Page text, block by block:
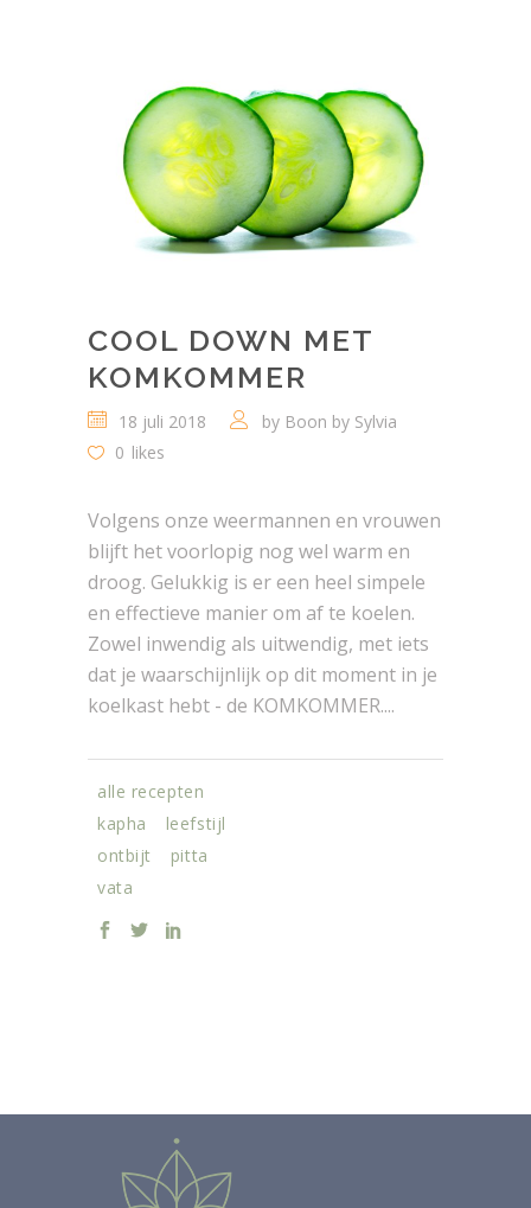
COOL DOWN MET
KOMKOMMER
18 juli 2018 by Boon by Sylvia
0 likes
Volgens onze weermannen en vrouwen
blijft het voorlopig nog wel warm en
droog. Gelukkig is er een heel simpele
en effectieve manier om af te koelen.
Zowel inwendig als uitwendig, met iets
dat je waarschijnlijk op dit moment in je
koelkast hebt - de KOMKOMMER....
alle recepten
kapha
leefstijl
ontbijt
pitta
vata